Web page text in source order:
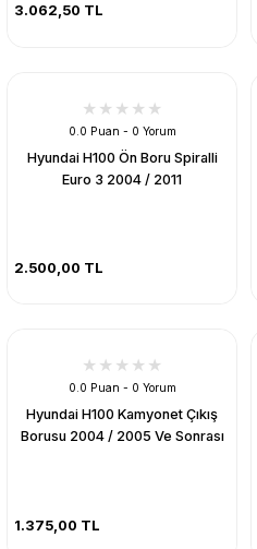
3.062,50 TL
0.0 Puan - 0 Yorum
Hyundai H100 Ön Boru Spiralli
Euro 3 2004 / 2011
2.500,00 TL
0.0 Puan - 0 Yorum
Hyundai H100 Kamyonet Çıkış
Borusu 2004 / 2005 Ve Sonrası
1.375,00 TL